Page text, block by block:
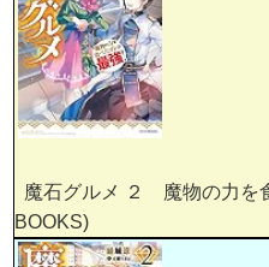
魔石グルメ ２ 魔物の力を
BOOKS)